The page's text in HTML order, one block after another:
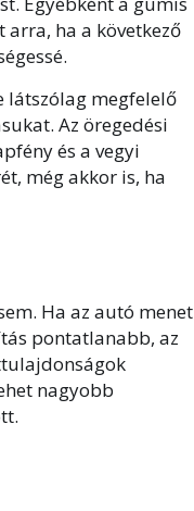
ha a következő
látszólag megfelelő
Az öregedési
és a vegyi
még akkor is, ha
Ha az autó menet
pontatlanabb, az
nagyobb